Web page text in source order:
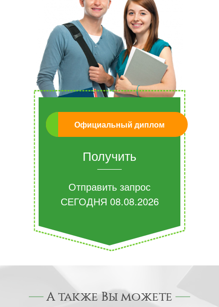
Официальный диплом
Получить
Отправить запрос
СЕГОДНЯ 08.08.2026
А также Вы можете